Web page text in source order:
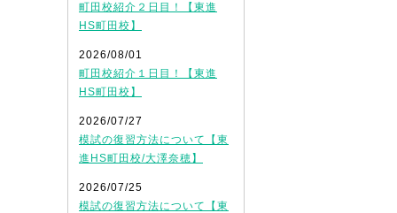
町田校紹介２日目！【東進
HS町田校】
2026/08/01
町田校紹介１日目！【東進
HS町田校】
2026/07/27
模試の復習方法について【東
進HS町田校/大澤奈穂】
2026/07/25
模試の復習方法について【東